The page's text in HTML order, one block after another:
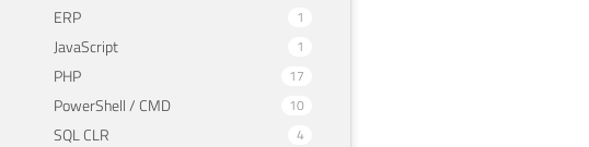
ERP 1
JavaScript 1
PHP 17
PowerShell / CMD 10
SQL CLR 4